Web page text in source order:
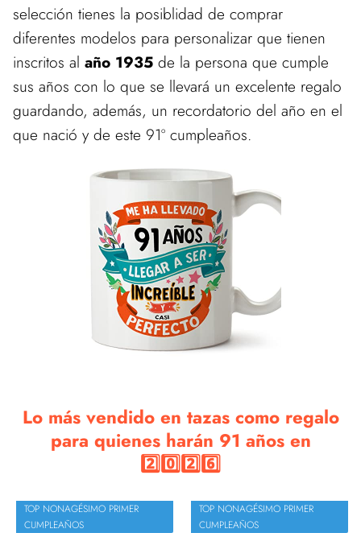
selección tienes la posiblidad de comprar
diferentes modelos para personalizar que tienen
inscritos al año 1935 de la persona que cumple
sus años con lo que se llevará un excelente regalo
guardando, además, un recordatorio del año en el
que nació y de este 91º cumpleaños.
Lo más vendido en tazas como regalo
para quienes harán 91 años en
2️⃣0️⃣2️⃣6️⃣
TOP NONAGÉSIMO PRIMER
CUMPLEAÑOS
TOP NONAGÉSIMO PRIMER
CUMPLEAÑOS